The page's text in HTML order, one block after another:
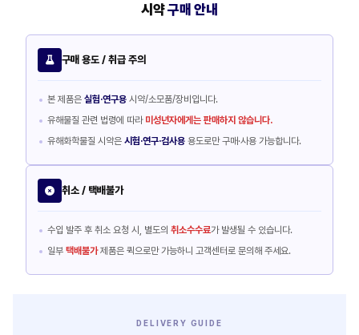
시약구매 안내
구매 용도 / 취급 주의
본 제품은 실험·연구용 시약/소모품/장비입니다.
유해물질 관련 법령에 따라 미성년자에게는 판매하지 않습니다.
유해화학물질 시약은 시험·연구·검사용 용도로만 구매·사용 가능합니다.
취소 / 택배불가
수입 발주 후 취소 요청 시, 별도의 취소수수료가 발생될 수 있습니다.
일부 택배불가제품은 퀵으로만 가능하니 고객센터로 문의해 주세요.
DELIVERY GUIDE